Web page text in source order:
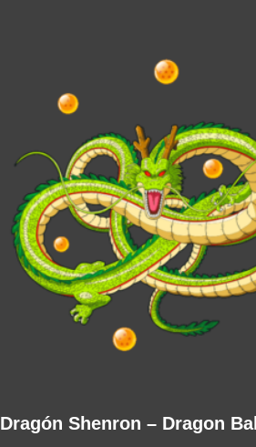
Dragón Shenron – Dragon Ball